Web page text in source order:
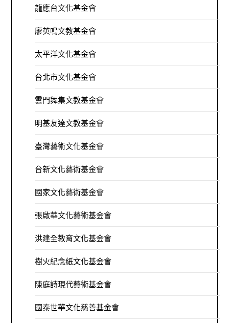
龍應台文化基金會
廖英鳴文教基金會
太平洋文化基金會
台北市文化基金會
雲門舞集文教基金會
明基友達文教基金會
臺灣藝術文化基金會
台新文化藝術基金會
國家文化藝術基金會
張啟華文化藝術基金會
洪建全教育文化基金會
樹火紀念紙文化基金會
陳庭詩現代藝術基金會
國泰世華文化慈善基金會